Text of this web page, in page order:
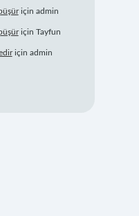
için admin
için Tayfun
için admin